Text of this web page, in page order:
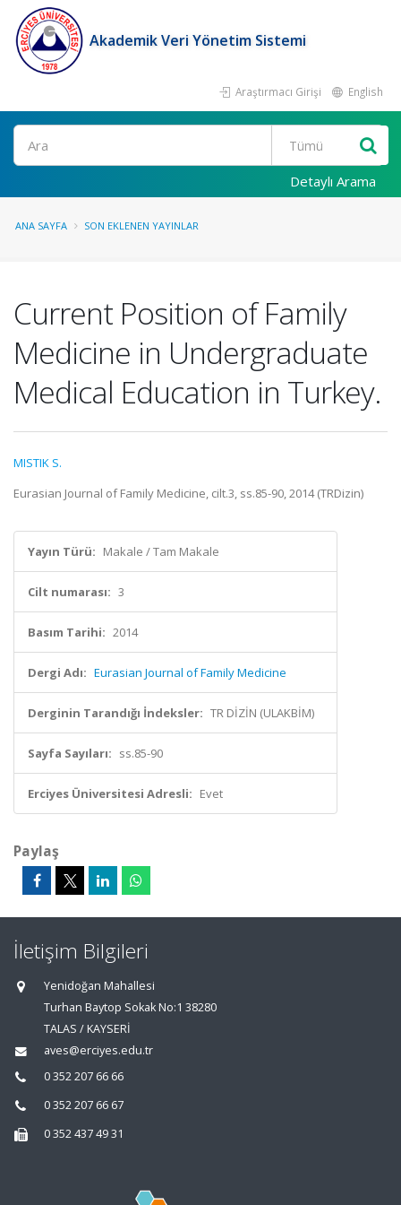
Akademik Veri Yönetim Sistemi
Araştırmacı Girişi English
Ara
Detaylı Arama
ANA SAYFA SON EKLENEN YAYINLAR
Current Position of Family
Medicine in Undergraduate
Medical Education in Turkey.
MISTIK S.
Eurasian Journal of Family Medicine, cilt.3, ss.85-90, 2014 (TRDizin)
Yayın Türü: Makale / Tam Makale
Cilt numarası: 3
Basım Tarihi: 2014
Dergi Adı: Eurasian Journal of Family Medicine
Derginin Tarandığı İndeksler: TR DİZİN (ULAKBİM)
Sayfa Sayıları: ss.85-90
Erciyes Üniversitesi Adresli: Evet
Paylaş
İletişim Bilgileri
Yenidoğan Mahallesi
Turhan Baytop Sokak No:1 38280
TALAS / KAYSERİ
aves@erciyes.edu.tr
0 352 207 66 66
0 352 207 66 67
0 352 437 49 31